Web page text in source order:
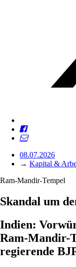
08.07.2026
→ Kapital &
Ram-Mandir-Tempel
Skandal um
Indien:
Ram-Mandir-
regierende